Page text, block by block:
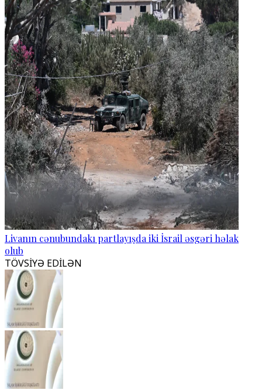
Livanın cənubundakı partlayışda iki İsrail əsgəri həlak
olub
TÖVSİYƏ EDİLƏN